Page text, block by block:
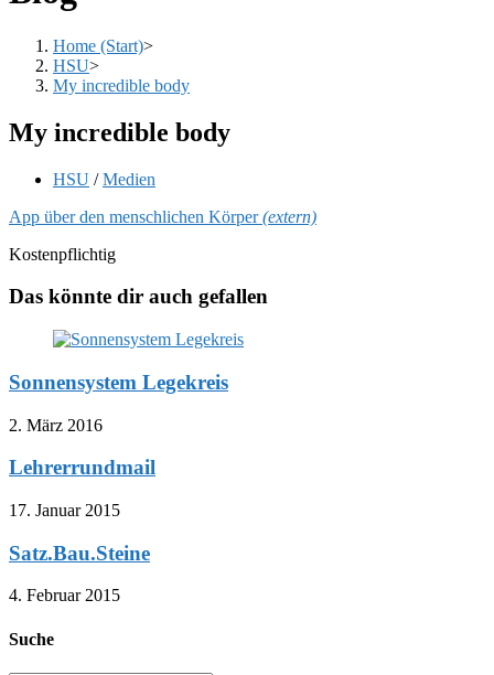
Home (Start)>
HSU>
My incredible body
My incredible body
Beitrags-
HSU / Medien
App über den menschlichen Körper(extern)
Kostenpflichtig
Das könnte dir auch gefallen
Sonnensystem Legekreis
2. März 2016
Lehrerrundmail
17. Januar 2015
Satz.Bau.Steine
4. Februar 2015
Suche